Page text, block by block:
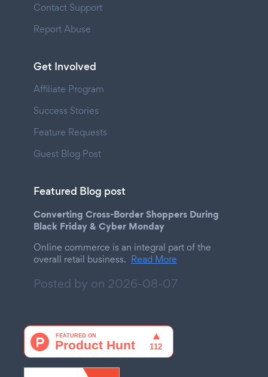
Contact Support
Report Abuse
Get Involved
Affiliate Program
Success Stories
Feature Requests
Guest Blog Post
Featured Blog post
Converting Cross-Border Shoppers During
Black Friday & Cyber Monday
Online commerce is an integral part of the
overall retail business. Read More
Posted by on 2026-08-07